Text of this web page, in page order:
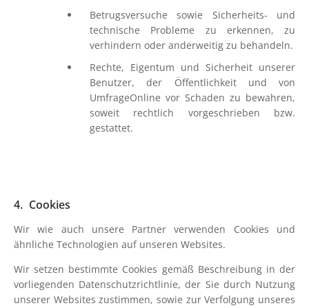
Betrugsversuche sowie Sicherheits- und
technische Probleme zu erkennen, zu
verhindern oder anderweitig zu behandeln.
Rechte, Eigentum und Sicherheit unserer
Benutzer, der Öffentlichkeit und von
UmfrageOnline vor Schaden zu bewahren,
soweit rechtlich vorgeschrieben bzw.
gestattet.
Cookies
Wir wie auch unsere Partner verwenden Cookies und
ähnliche Technologien auf unseren Websites.
Wir setzen bestimmte Cookies gemäß Beschreibung in der
vorliegenden Datenschutzrichtlinie, der Sie durch Nutzung
unserer Websites zustimmen, sowie zur Verfolgung unseres